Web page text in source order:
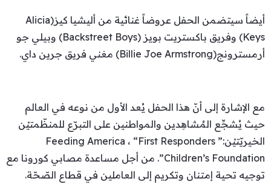
أيضاً سيتضمن الحفل عروضاً غنائية من أليشيا كيز(Alicia
Keys) وفريق باكستريت بويز (Backstreet Boys) وبيلي جو
أرمسترونج(Billie Joe Armstrong) مغني فريق جرين داي.
مع الإشارة إلى أنّ هذا الحفل يُعد الأول من نوعه في العالم
حيث يُشجِّع المُشاهِدين والمواطنين على التبرّع للمنظّمتيْن
الخيريّتيْن:” Feeding America ، “First Responders
Children’s Foundation”. من أجل مساعدة مصابي كورونا مع
توجيه تحية إمتنان وتكريم إلى العاملين في قطاع الصّحّة.